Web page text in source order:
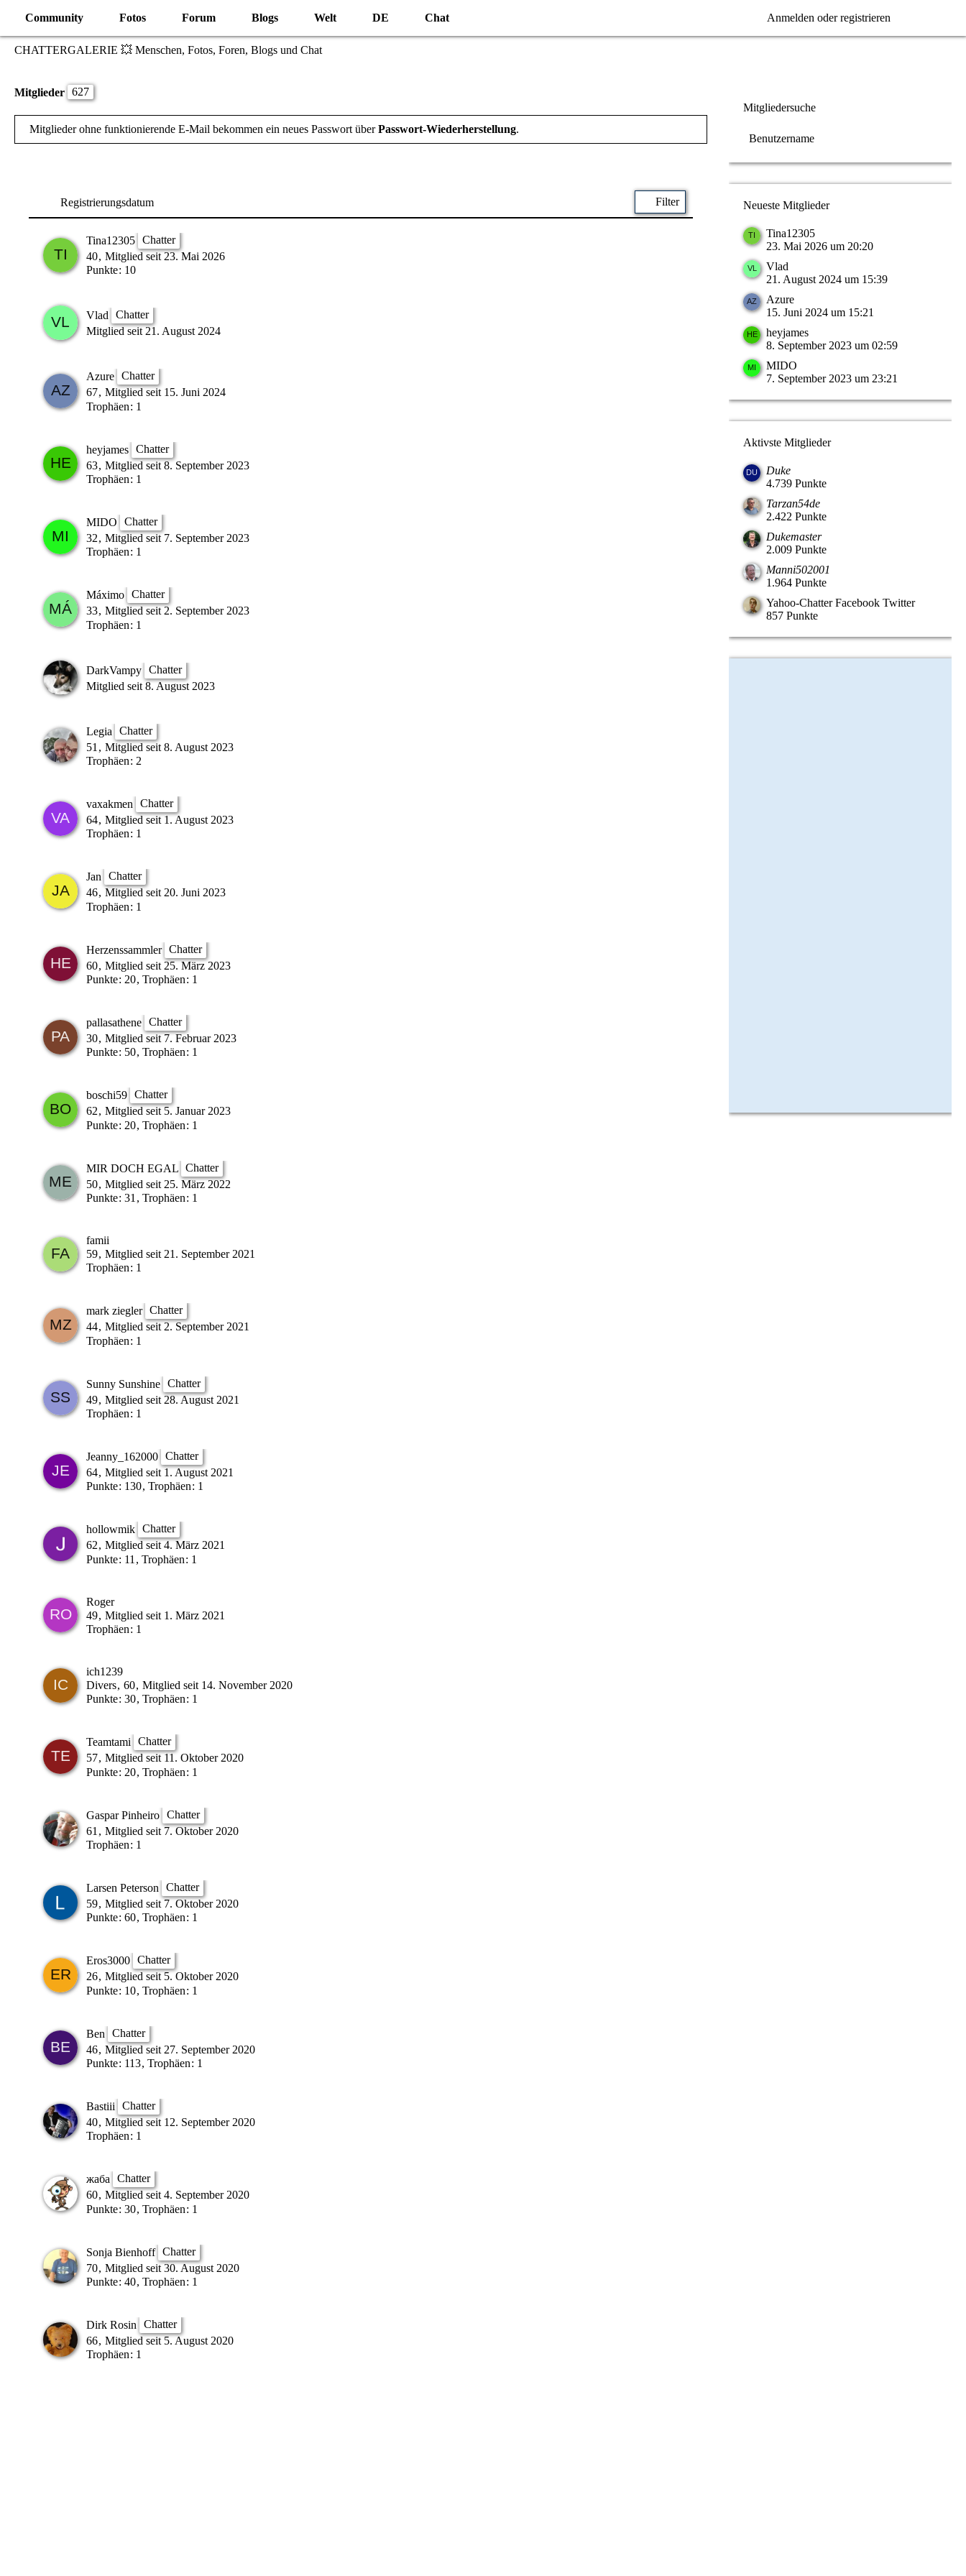
Community Fotos Forum Blogs Welt DE Chat Anmelden oder registrieren
CHATTERGALERIE 💥 Menschen, Fotos, Foren, Blogs und Chat
Mitglieder 627
Mitglieder ohne funktionierende E-Mail bekommen ein neues Passwort überPasswort-Wiederherstellung.
Registrierungsdatum Filter
Tina12305 Chatter
40 Mitglied seit 23. Mai 2026
Punkte 10
Vlad
Chatter
Mitglied seit 21. August 2024
Azure Chatter
67 Mitglied seit 15. Juni 2024
Trophäen
1
heyjames Chatter
63 Mitglied seit 8. September 2023
Trophäen
1
MIDO
Chatter
32
Mitglied seit 7. September 2023
Trophäen
1
Máximo Chatter
33 Mitglied seit 2. September 2023
Trophäen
1
DarkVampy Chatter
Mitglied seit 8. August 2023
Legia
Chatter
51
Mitglied seit 8. August 2023
Trophäen
2
vaxakmen
Chatter
64 Mitglied seit 1. August 2023
Trophäen
1
Jan
Chatter
46 Mitglied seit 20. Juni 2023
Trophäen
1
Herzenssammler Chatter
60 Mitglied seit 25. März 2023
Punkte 20 Trophäen 1
pallasathene Chatter
30 Mitglied seit 7. Februar 2023
Punkte 50 Trophäen 1
boschi59 Chatter
62
Mitglied seit 5. Januar 2023
Punkte 20 Trophäen 1
MIR DOCH EGAL Chatter
50 Mitglied seit 25. März 2022
Punkte 31 Trophäen 1
famii
59 Mitglied seit 21. September 2021
Trophäen
1
mark ziegler Chatter
44 Mitglied seit 2. September 2021
Trophäen
1
Sunny Sunshine Chatter
49 Mitglied seit 28. August 2021
Trophäen
1
Jeanny_162000 Chatter
64 Mitglied seit 1. August 2021
Punkte 130 Trophäen 1
hollowmik Chatter
62
Mitglied seit 4. März 2021
Punkte 11 Trophäen 1
Roger
49 Mitglied seit 1. März 2021
Trophäen
1
ich1239
Divers 60 Mitglied seit 14. November 2020
Punkte 30 Trophäen 1
Teamtami
Chatter
57 Mitglied seit 11. Oktober 2020
Punkte 20 Trophäen 1
Gaspar Pinheiro Chatter
61
Mitglied seit 7. Oktober 2020
Trophäen
1
Larsen Peterson
Chatter
59 Mitglied seit 7. Oktober 2020
Punkte 60 Trophäen 1
Eros3000 Chatter
26 Mitglied seit 5. Oktober 2020
Punkte 10 Trophäen 1
Ben
Chatter
46 Mitglied seit 27. September 2020
Punkte 113 Trophäen 1
Bastiii
Chatter
40 Mitglied seit 12. September 2020
Trophäen
1
жаба
Chatter
60 Mitglied seit 4. September 2020
Punkte 30 Trophäen 1
Sonja Bienhoff Chatter
70 Mitglied seit 30. August 2020
Punkte 40 Trophäen 1
Dirk Rosin
Chatter
66 Mitglied seit 5. August 2020
Trophäen
1
Mitgliedersuche
Neueste Mitglieder
Tina12305
23. Mai 2026 um 20:20
Vlad
21. August 2024 um 15:39
Azure
15. Juni 2024 um 15:21
heyjames
8. September 2023 um 02:59
MIDO
7. September 2023 um 23:21
Aktivste Mitglieder
Duke
4.739 Punkte
Tarzan54de
2.422 Punkte
Dukemaster
2.009 Punkte
Manni502001
1.964 Punkte
Yahoo-Chatter Facebook Twitter
857 Punkte